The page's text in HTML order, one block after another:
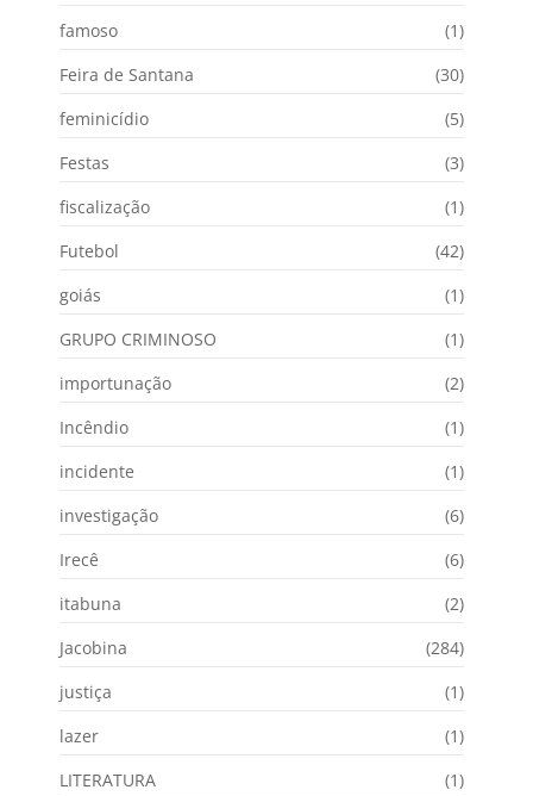
famoso
(1)
Feira de Santana
(30)
feminicídio
(5)
Festas
(3)
fiscalização
(1)
Futebol
(42)
goiás
(1)
GRUPO CRIMINOSO
(1)
importunação
(2)
Incêndio
(1)
incidente
(1)
investigação
(6)
Irecê
(6)
itabuna
(2)
Jacobina
(284)
justiça
(1)
lazer
(1)
LITERATURA
(1)